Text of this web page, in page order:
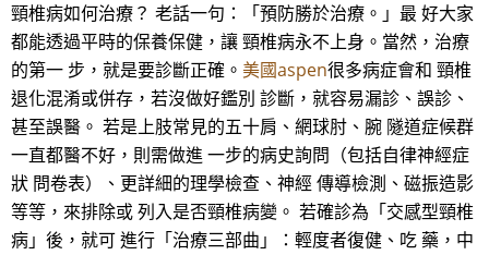
頸椎病如何治療？ 老話一句：「預防勝於治療。」最 好大家
都能透過平時的保養保健，讓 頸椎病永不上身。當然，治療
的第一 步，就是要診斷正確。 美國aspen很多病症會和 頸椎
退化混淆或併存，若沒做好鑑別 診斷，就容易漏診、誤診、
甚至誤醫。 若是上肢常見的五十肩、網球肘、腕 隧道症候群
一直都醫不好，則需做進 一步的病史詢問（包括自律神經症
狀 問卷表）、更詳細的理學檢查、神經 傳導檢測、磁振造影
等等，來排除或 列入是否頸椎病變。 若確診為「交感型頸椎
病」後，就可 進行「治療三部曲」：輕度者復健、吃 藥，中